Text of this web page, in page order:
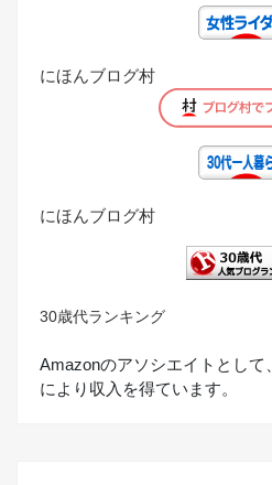
にほんブログ村
にほんブログ村
30歳代ランキング
Amazonのアソシエイトとして
により収入を得ています。